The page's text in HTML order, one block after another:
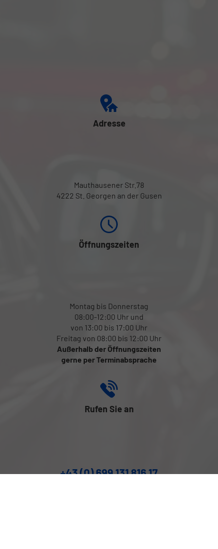
Adresse
Mauthausener Str.78
4222 St. Georgen an der Gusen
Öffnungszeiten
Montag bis Donnerstag
08:00-12:00 Uhr und
von 13:00 bis 17:00 Uhr
Freitag von 08:00 bis 12:00 Uhr
Außerhalb der Öffnungszeiten
gerne per Terminabsprache
Rufen Sie an
+43 (0) 699 131 816 17